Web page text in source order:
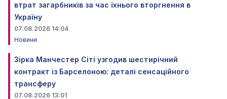
втрат загарбників за час їхнього вторгнення в
Україну
07.08.2026 14:04
Новини
Зірка Манчестер Сіті узгодив шестирічний
контракт із Барселоною: деталі сенсаційного
трансферу
07.08.2026 13:01